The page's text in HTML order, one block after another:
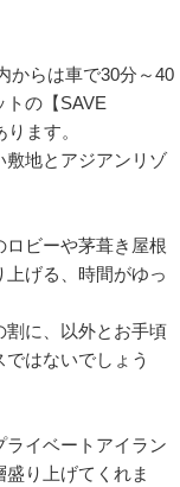
からは車で30分～40
の【SAVE
ます。
敷地とアジアンリゾ
ビーや茅葺き屋根
げる、時間がゆっ
割に、以外とお手頃
はないでしょう
イベートアイラン
り上げてくれま